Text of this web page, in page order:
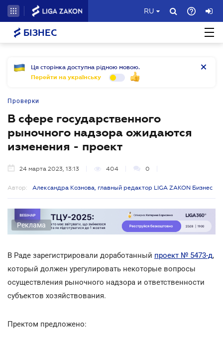
RU
БІЗНЕС
Ця сторінка доступна рідною мовою.
Перейти на українську
Проверки
В сфере государственного
рыночного надзора ожидаются
изменения - проект
24 марта 2023, 13:13 404 0
Автор: Александра Кознова, главный редактор LIGA ZAKON Бизнес
Реклама
В Раде зарегистрировали доработанный проект № 5473-д,
который должен урегулировать некоторые вопросы
осуществления рыночного надзора и ответственности
субъектов хозяйствования.
Пректом предложено: